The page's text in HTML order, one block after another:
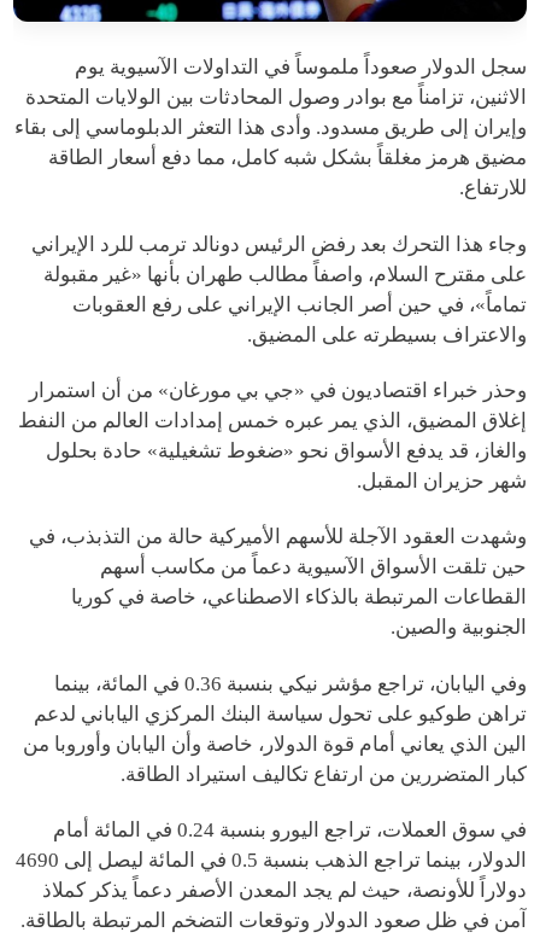
سجل الدولار صعوداً ملموساً في التداولات الآسيوية يوم
الاثنين، تزامناً مع بوادر وصول المحادثات بين الولايات المتحدة
وإيران إلى طريق مسدود. وأدى هذا التعثر الدبلوماسي إلى بقاء
مضيق هرمز مغلقاً بشكل شبه كامل، مما دفع أسعار الطاقة
للارتفاع.
وجاء هذا التحرك بعد رفض الرئيس دونالد ترمب للرد الإيراني
على مقترح السلام، واصفاً مطالب طهران بأنها «غير مقبولة
تماماً»، في حين أصر الجانب الإيراني على رفع العقوبات
والاعتراف بسيطرته على المضيق.
وحذر خبراء اقتصاديون في «جي بي مورغان» من أن استمرار
إغلاق المضيق، الذي يمر عبره خمس إمدادات العالم من النفط
والغاز، قد يدفع الأسواق نحو «ضغوط تشغيلية» حادة بحلول
شهر حزيران المقبل.
وشهدت العقود الآجلة للأسهم الأميركية حالة من التذبذب، في
حين تلقت الأسواق الآسيوية دعماً من مكاسب أسهم
القطاعات المرتبطة بالذكاء الاصطناعي، خاصة في كوريا
الجنوبية والصين.
وفي اليابان، تراجع مؤشر نيكي بنسبة 0.36 في المائة، بينما
تراهن طوكيو على تحول سياسة البنك المركزي الياباني لدعم
الين الذي يعاني أمام قوة الدولار، خاصة وأن اليابان وأوروبا من
كبار المتضررين من ارتفاع تكاليف استيراد الطاقة.
في سوق العملات، تراجع اليورو بنسبة 0.24 في المائة أمام
الدولار، بينما تراجع الذهب بنسبة 0.5 في المائة ليصل إلى 4690
دولاراً للأونصة، حيث لم يجد المعدن الأصفر دعماً يذكر كملاذ
آمن في ظل صعود الدولار وتوقعات التضخم المرتبطة بالطاقة.